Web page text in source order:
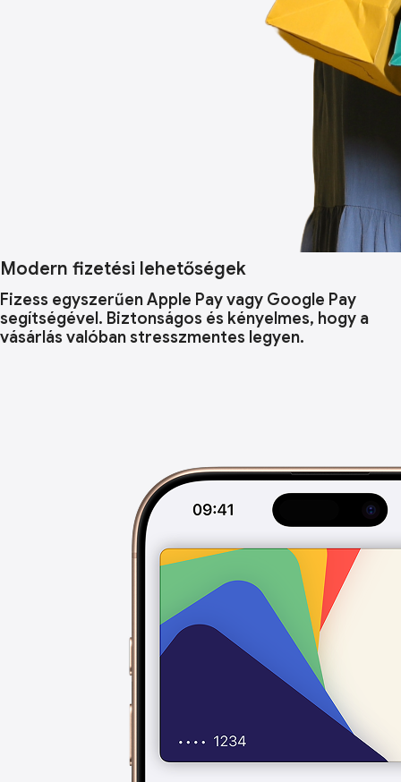
Modern fizetési lehetőségek
Fizess egyszerűen Apple Pay vagy Google Pay
segítségével. Biztonságos és kényelmes, hogy a
vásárlás valóban stresszmentes legyen.